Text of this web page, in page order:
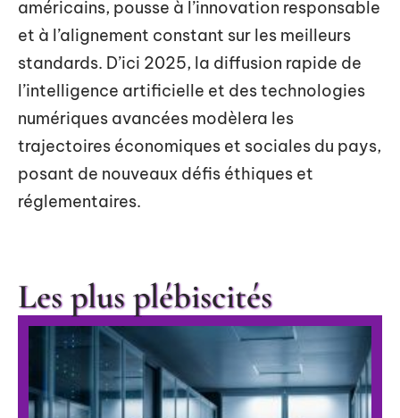
américains, pousse à l’innovation responsable
et à l’alignement constant sur les meilleurs
standards. D’ici 2025, la diffusion rapide de
l’intelligence artificielle et des technologies
numériques avancées modèlera les
trajectoires économiques et sociales du pays,
posant de nouveaux défis éthiques et
réglementaires.
Les plus plébiscités